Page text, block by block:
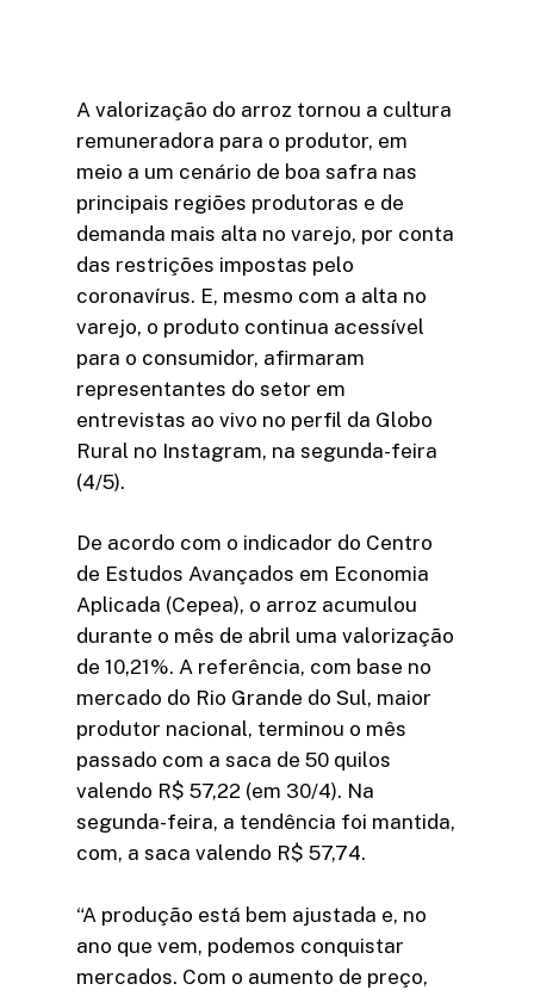
A valorização do arroz tornou a cultura
remuneradora para o produtor, em
meio a um cenário de boa safra nas
principais regiões produtoras e de
demanda mais alta no varejo, por conta
das restrições impostas pelo
coronavírus. E, mesmo com a alta no
varejo, o produto continua acessível
para o consumidor, afirmaram
representantes do setor em
entrevistas ao vivo no perfil da Globo
Rural no Instagram, na segunda-feira
(4/5).
De acordo com o indicador do Centro
de Estudos Avançados em Economia
Aplicada (Cepea), o arroz acumulou
durante o mês de abril uma valorização
de 10,21%. A referência, com base no
mercado do Rio Grande do Sul, maior
produtor nacional, terminou o mês
passado com a saca de 50 quilos
valendo R$ 57,22 (em 30/4). Na
segunda-feira, a tendência foi mantida,
com, a saca valendo R$ 57,74.
“A produção está bem ajustada e, no
ano que vem, podemos conquistar
mercados. Com o aumento de preço,